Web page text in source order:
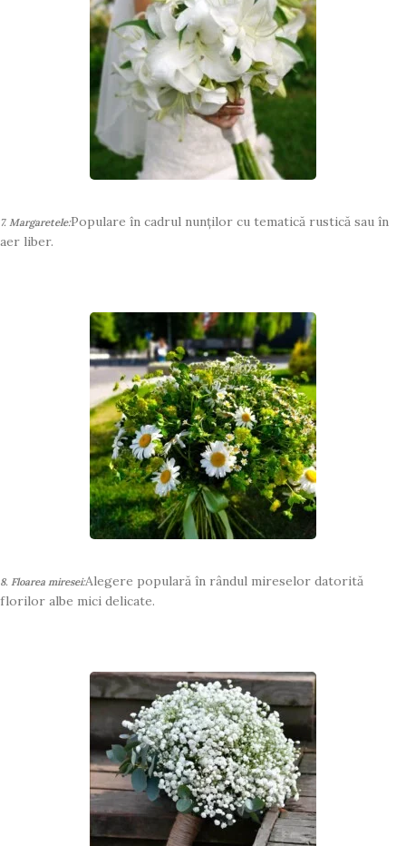
7. Margaretele:Populare în cadrul nunților cu tematică rustică sau în
aer liber.
8. Floarea miresei:Alegere populară în rândul mireselor datorită
florilor albe mici delicate.